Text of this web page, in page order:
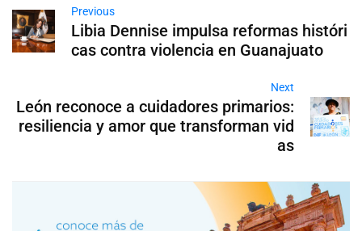
Previous
Libia Dennise impulsa reformas históri
cas contra violencia en Guanajuato
Next
León reconoce a cuidadores primarios:
resiliencia y amor que transforman vid
as